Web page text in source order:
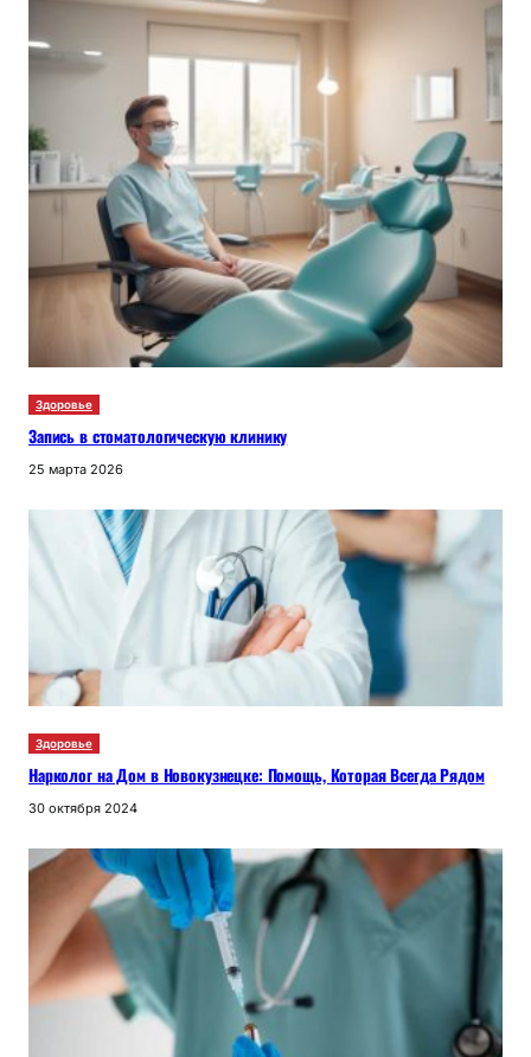
Здоровье
Запись в стоматологическую клинику
25 марта 2026
Здоровье
Нарколог на Дом в Новокузнецке: Помощь, Которая Всегда Рядом
30 октября 2024